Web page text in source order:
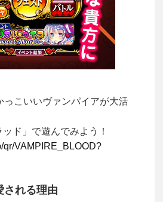
っこいいヴァンパイアが大活
ッド」で遊んでみよう！
qr/VAMPIRE_BLOOD?
される理由